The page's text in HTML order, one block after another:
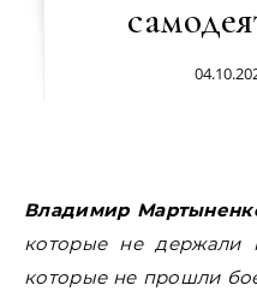
Владимир
которые не держали
которые не прошли